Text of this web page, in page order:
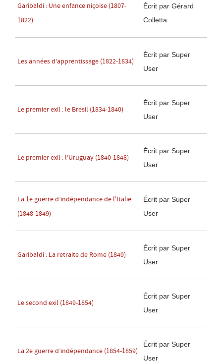
Garibaldi : Une enfance niçoise (1807-
1822)
Écrit par Gérard
Colletta
Les années d’apprentissage (1822-1834)
Écrit par Super
User
Le premier exil : le Brésil (1834-1840)
Écrit par Super
User
Le premier exil : l’Uruguay (1840-1848)
Écrit par Super
User
La 1e guerre d’indépendance de l'Italie
(1848-1849)
Écrit par Super
User
Garibaldi : La retraite de Rome (1849)
Écrit par Super
User
Le second exil (1849-1854)
Écrit par Super
User
La 2e guerre d’indépendance (1854-1859)
Écrit par Super
User